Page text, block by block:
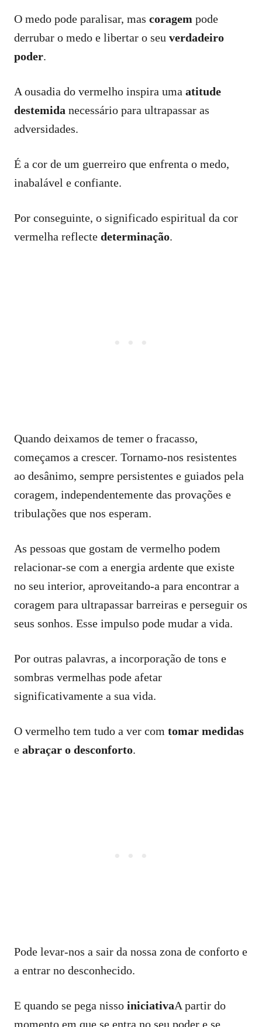
O medo pode paralisar, mas coragem pode
derrubar o medo e libertar o seu verdadeiro
poder.
A ousadia do vermelho inspira uma atitude
destemida necessário para ultrapassar as
adversidades.
É a cor de um guerreiro que enfrenta o medo,
inabalável e confiante.
Por conseguinte, o significado espiritual da cor
vermelha reflecte determinação.
Quando deixamos de temer o fracasso,
começamos a crescer. Tornamo-nos resistentes
ao desânimo, sempre persistentes e guiados pela
coragem, independentemente das provações e
tribulações que nos esperam.
As pessoas que gostam de vermelho podem
relacionar-se com a energia ardente que existe
no seu interior, aproveitando-a para encontrar a
coragem para ultrapassar barreiras e perseguir os
seus sonhos. Esse impulso pode mudar a vida.
Por outras palavras, a incorporação de tons e
sombras vermelhas pode afetar
significativamente a sua vida.
O vermelho tem tudo a ver com tomar medidas
e abraçar o desconforto.
Pode levar-nos a sair da nossa zona de conforto e
a entrar no desconhecido.
E quando se pega nisso iniciativaA partir do
momento em que se entra no seu poder e se